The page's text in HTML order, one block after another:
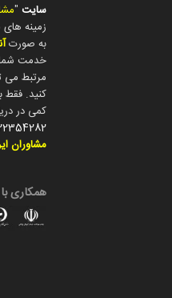
سایت "
زمینه های
به صورت
خدمت
مرتبط می
کنید. فقط
کمی در
مشاوران
همکاری